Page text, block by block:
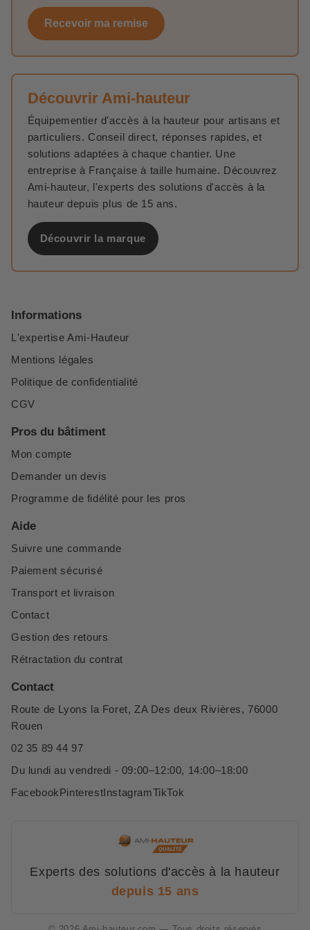
Recevoir ma remise
Découvrir Ami-hauteur
Équipementier d'accès à la hauteur pour artisans et
particuliers. Conseil direct, réponses rapides, et
solutions adaptées à chaque chantier. Une
entreprise à Française à taille humaine. Découvrez
Ami-hauteur, l'experts des solutions d'accès à la
hauteur depuis plus de 15 ans.
Découvrir la marque
Informations
L'expertise Ami-Hauteur
Mentions légales
Politique de confidentialité
CGV
Pros du bâtiment
Mon compte
Demander un devis
Programme de fidélité pour les pros
Aide
Suivre une commande
Paiement sécurisé
Transport et livraison
Contact
Gestion des retours
Rétractation du contrat
Contact
Route de Lyons la Foret, ZA Des deux Rivières, 76000
Rouen
02 35 89 44 97
Du lundi au vendredi - 09:00–12:00, 14:00–18:00
FacebookPinterestInstagramTikTok
Experts des solutions d'accès à la hauteur
depuis 15 ans